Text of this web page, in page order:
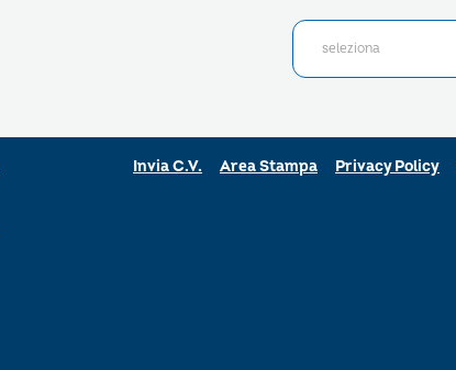
Invia C.V. Area Stampa Privacy Policy